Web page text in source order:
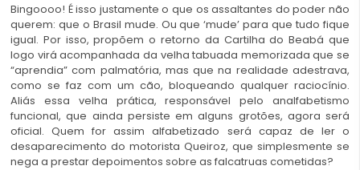
Bingoooo! É isso justamente o que os assaltantes do poder não
querem: que o Brasil mude. Ou que ‘mude’ para que tudo fique
igual. Por isso, propõem o retorno da Cartilha do Beabá que
logo virá acompanhada da velha tabuada memorizada que se
“aprendia” com palmatória, mas que na realidade adestrava,
como se faz com um cão, bloqueando qualquer raciocínio.
Aliás essa velha prática, responsável pelo analfabetismo
funcional, que ainda persiste em alguns grotões, agora será
oficial. Quem for assim alfabetizado será capaz de ler o
desaparecimento do motorista Queiroz, que simplesmente se
nega a prestar depoimentos sobre as falcatruas cometidas?